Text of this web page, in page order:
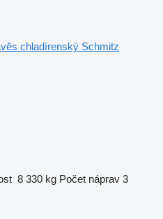
chladírenský Schmitz
8 330 kg Počet náprav 3